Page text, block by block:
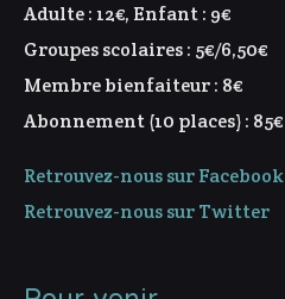
Adulte : 12€, Enfant : 9€
Groupes scolaires : 5€/6,50€
Membre bienfaiteur : 8€
Abonnement (10 places) : 85€
Retrouvez-nous sur Facebook
Retrouvez-nous sur Twitter